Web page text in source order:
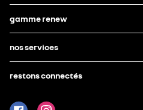
gamme renew
nos services
restons connectés